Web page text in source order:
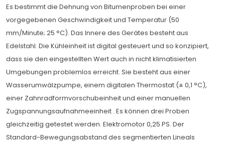
Es bestimmt die Dehnung von Bitumenproben bei einer
vorgegebenen Geschwindigkeit und Temperatur (50
mm/Minute; 25 °C). Das Innere des Gerätes besteht aus
Edelstahl. Die Kühleinheit ist digital gesteuert und so konzipiert,
dass sie den eingestellten Wert auch in nicht klimatisierten
Umgebungen problemlos erreicht. Sie besteht aus einer
Wasserumwälzpumpe, einem digitalen Thermostat (± 0,1 °C),
einer Zahnradformvorschubeinheit und einer manuellen
Zugspannungsaufnahmeeinheit . Es können drei Proben
gleichzeitig getestet werden. Elektromotor 0,25 PS. Der
Standard-Bewegungsabstand des segmentierten Lineals